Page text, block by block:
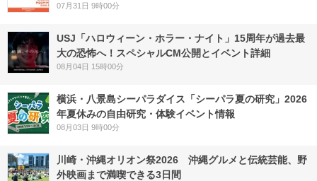
07月31日 9時00分
USJ「ハロウィーン・ホラー・ナイト」15周年が過去最
大の恐怖へ！スペシャルCM公開とイベント詳細
08月04日 15時00分
横浜・八景島シーパラダイス「シーパラ夏の研究」2026
年夏休みの自由研究・体験イベント情報
08月03日 9時00分
川崎・沖縄オリオン祭2026 沖縄グルメと伝統芸能、野
外映画まで満喫できる3日間